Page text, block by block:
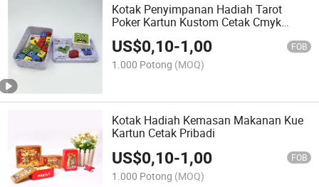
Kotak Penyimpanan Hadiah Tarot
Poker Kartun Kustom Cetak Cmyk
untuk Bermain Game
US$0,10-1,00 FOB
1.000 Potong (MOQ)
Kotak Hadiah Kemasan Makanan Kue
Kartun Cetak Pribadi
US$0,10-1,00 FOB
1.000 Potong (MOQ)